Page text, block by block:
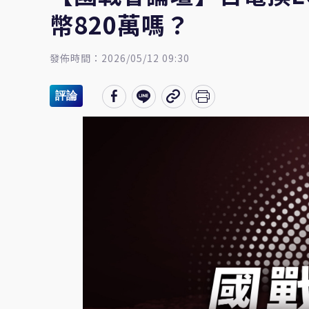
幣820萬嗎？
發佈時間：2026/05/12 09:30
評論